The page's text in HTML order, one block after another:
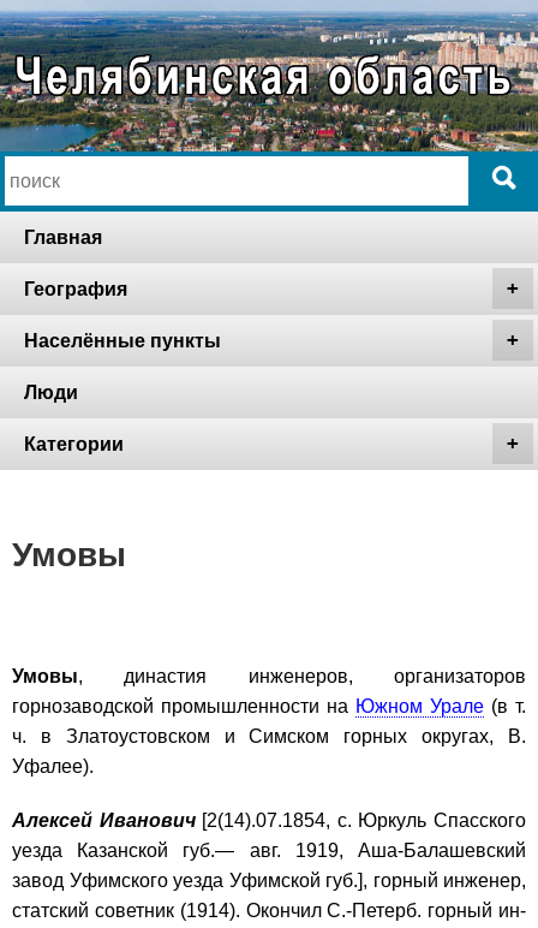
Главная
География
Населённые пункты
Люди
Категории
Умовы
Умовы, династия инженеров, организаторов
горнозаводской промышленности на Южном Урале (в т.
ч. в Златоустовском и Симском горных округах, В.
Уфалее).
Алексей Иванович[2(14).07.1854, с. Юркуль Спасского
уезда Казанской губ.— авг. 1919, Аша-Балашевский
завод Уфимского уезда Уфимской губ.], горный инженер,
статский советник (1914). Окончил С.-Петерб. горный ин-